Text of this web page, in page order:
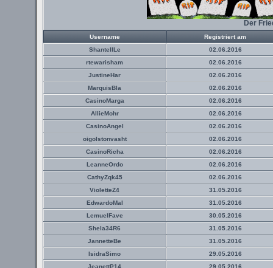
Der
Username
Registriert am
ShantellLe
02.06.2016
rtewarisham
02.06.2016
JustineHar
02.06.2016
MarquisBla
02.06.2016
CasinoMarga
02.06.2016
AllieMohr
02.06.2016
CasinoAngel
02.06.2016
oigolstonvasht
02.06.2016
CasinoRicha
02.06.2016
LeanneOrdo
02.06.2016
CathyZqk45
02.06.2016
VioletteZ4
31.05.2016
EdwardoMal
31.05.2016
LemuelFave
30.05.2016
Shela34R6
31.05.2016
JannetteBe
31.05.2016
IsidraSimo
29.05.2016
JeanettP14
29.05.2016